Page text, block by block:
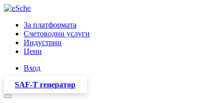
За платформата
Счетоводни услуги
Индустрии
Цени
Вход
SAF-T генератор